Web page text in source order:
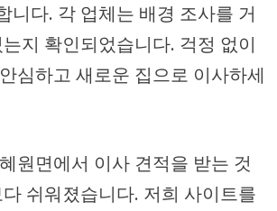
니다. 각 업체는 배경 조사를 거
지 확인되었습니다. 걱정 없이
심하고 새로운 집으로 이사하세
원면에서 이사 견적을 받는 것
쉬워졌습니다. 저희 사이트를